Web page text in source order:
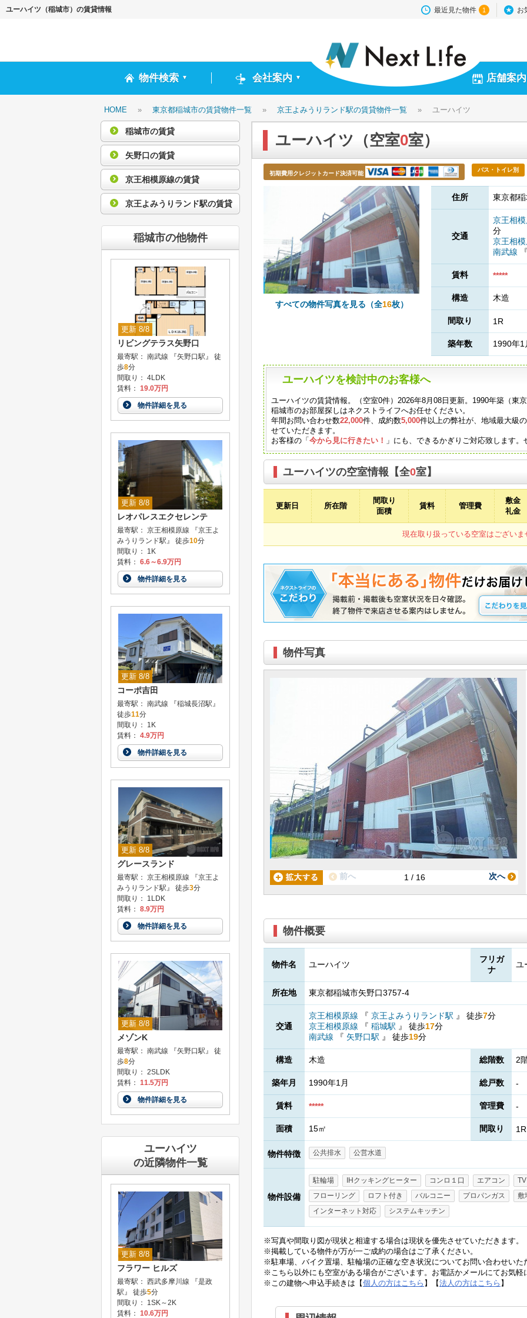
ユーハイツ（稲城市）の賃貸情報 最近見た物件 1 お
物件検索 ▼ 会社案内 ▼ 店舗案内
HOME » 東京都稲城市の賃貸物件一覧 » 京王よみうりランド駅の賃貸物件一覧 » ユーハイツ
ユーハイツ（空室0室）
初期費用クレジットカード決済可能
バス・トイレ別
すべての物件写真を見る（全16枚）
住所 東京都
交通
京王相
分
京王相
南武線
賃料 *****
構造 木造
間取り 1R
築年数 1990年1
ユーハイツを検討中のお客様へ
ユーハイツの賃貸情報。（空室0件）2026年8月08日更新。1990年築（東
稲城市のお部屋探しはネクストライフへお任せください。
年間お問い合わせ数22,000件、成約数5,000件以上の弊社が、地域最大級
せていただきます。
お客様の「今から見に行きたい！ 」にも、できるかぎりご対応致します
ユーハイツの空室情報【全0室】
更新日 所在階
間取り
面積
賃料 管理費
敷金
礼金
現在取り扱っている空室はございま
物件写真
1 / 16
前へ 次へ
物件概要
物件名 ユーハイツ
フリガ
ナ
ユ
所在地 東京都稲城市矢野口3757-4
交通
京王相模原線 『 京王よみうりランド駅 』 徒歩7分
京王相模原線
『 稲城駅 』 徒歩17分
南武線
『 矢野口駅 』 徒歩19分
構造 木造 総階数 2
築年月 1990年1月 総戸数 -
賃料 ***** 管理費 -
面積 15㎡ 間取り 1R
物件特徴 公共排水 公営水道
物件設備
駐輪場 IHクッキングヒーター コンロ１口 エアコン
フローリング
ロフト付き バルコニー プロパンガス
敷
インターネット対応
システムキッチン
※写真や間取り図が現状と相違する場合は現状を優先させていただきます。
※掲載している物件が万が一ご成約の場合はご了承ください。
※駐車場、バイク置場、駐輪場の正確な空き状況についてお問い合わせいた
※こちら以外にも空室がある場合がございます。お電話かメールにてお気軽
※この建物へ申込手続きは【個人の方はこちら 】【法人の方はこちら 】
稲城市の賃貸
矢野口の賃貸
京王相模原線の賃貸
京王よみうりランド駅の賃貸
稲城市の他物件
更新 8/8
リビングテラス矢野口
最寄駅： 南武線 『矢野口駅』 徒
歩8分
間取り： 4LDK
賃料： 19.0万円
物件詳細を見る
更新 8/8
レオパレスエクセレンテ
最寄駅： 京王相模原線 『京王よ
みうりランド駅』 徒歩10分
間取り： 1K
賃料： 6.6～6.9万円
物件詳細を見る
更新 8/8
コーポ吉田
最寄駅： 南武線 『稲城長沼駅』
徒歩11分
間取り： 1K
賃料： 4.9万円
物件詳細を見る
更新 8/8
グレースランド
最寄駅： 京王相模原線 『京王よ
みうりランド駅』 徒歩3分
間取り： 1LDK
賃料： 8.9万円
物件詳細を見る
更新 8/8
メゾンK
最寄駅： 南武線 『矢野口駅』 徒
歩8分
間取り： 2SLDK
賃料： 11.5万円
物件詳細を見る
ユーハイツ
の近隣物件一覧
更新 8/8
フラワー ヒルズ
最寄駅： 西武多摩川線 『是政
駅』 徒歩5分
間取り： 1SK～2K
賃料： 10.6万円